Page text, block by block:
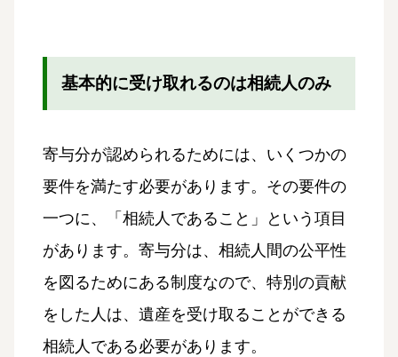
基本的に受け取れるのは相続人のみ
寄与分が認められるためには、いくつかの
要件を満たす必要があります。その要件の
一つに、「相続人であること」という項目
があります。寄与分は、相続人間の公平性
を図るためにある制度なので、特別の貢献
をした人は、遺産を受け取ることができる
相続人である必要があります。